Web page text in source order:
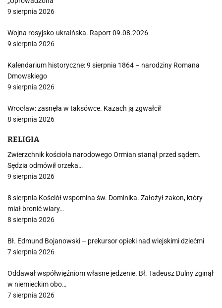
9 sierpnia 2026
Wojna rosyjsko-ukraińska. Raport 09.08.2026
9 sierpnia 2026
Kalendarium historyczne: 9 sierpnia 1864 – narodziny Romana
Dmowskiego
9 sierpnia 2026
Wrocław: zasnęła w taksówce. Kazach ją zgwałcił
8 sierpnia 2026
RELIGIA
Zwierzchnik kościoła narodowego Ormian stanął przed sądem.
Sędzia odmówił orzeka…
9 sierpnia 2026
8 sierpnia Kościół wspomina św. Dominika. Założył zakon, który
miał bronić wiary…
8 sierpnia 2026
Bł. Edmund Bojanowski – prekursor opieki nad wiejskimi dziećmi
7 sierpnia 2026
Oddawał współwięźniom własne jedzenie. Bł. Tadeusz Dulny zginął
w niemieckim obo…
7 sierpnia 2026